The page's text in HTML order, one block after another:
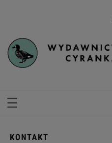
KONTAKT